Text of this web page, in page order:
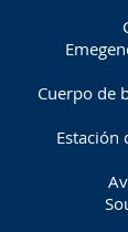
Cuerpo de
Estación